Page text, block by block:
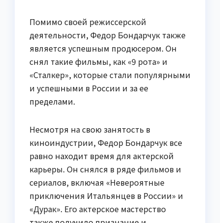
Помимо своей режиссерской
деятельности, Федор Бондарчук также
является успешным продюсером. Он
снял такие фильмы, как «9 рота» и
«Сталкер», которые стали популярными
и успешными в России и за ее
пределами.
Несмотря на свою занятость в
киноиндустрии, Федор Бондарчук все
равно находит время для актерской
карьеры. Он снялся в ряде фильмов и
сериалов, включая «Невероятные
приключения Итальянцев в России» и
«Дурак». Его актерское мастерство